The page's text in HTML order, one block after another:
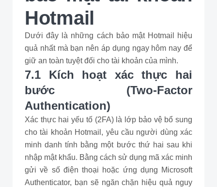
Hotmail
Dưới đây là những cách bảo mật Hotmail hiệu
quả nhất mà bạn nên áp dụng ngay hôm nay để
giữ an toàn tuyệt đối cho tài khoản của mình.
7.1 Kích hoạt xác thực hai
bước (Two-Factor
Authentication)
Xác thực hai yếu tố (2FA) là lớp bảo vệ bổ sung
cho tài khoản Hotmail, yêu cầu người dùng xác
minh danh tính bằng một bước thứ hai sau khi
nhập mật khẩu. Bằng cách sử dụng mã xác minh
gửi về số điện thoại hoặc ứng dụng Microsoft
Authenticator, bạn sẽ ngăn chặn hiệu quả nguy